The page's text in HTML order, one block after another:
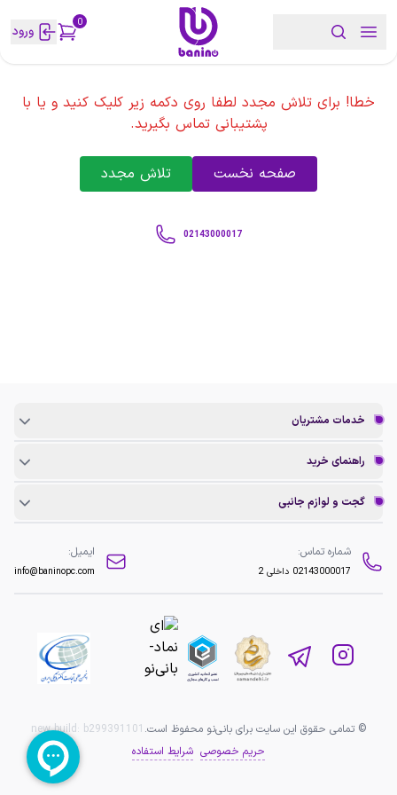
0 ورود
خطا! برای تلاش مجدد لطفا روی دکمه زیر کلیک کنید و یا با
پشتیبانی تماس بگیرید.
صفحه نخست تلاش مجدد
02143000017
خدمات مشتریان
راهنمای خرید
گجت و لوازم جانبی
شماره تماس:
02143000017 داخلی 2
ایمیل:
info@baninopc.com
© تمامی حقوق این سایت برای بانی‌نو محفوظ است. new build: b299391101
حریم خصوصی شرایط استفاده